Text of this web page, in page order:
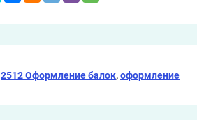
2512 Оформление балок,оформление